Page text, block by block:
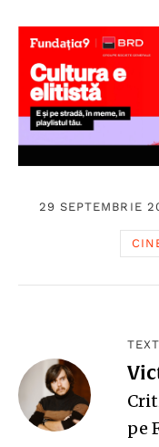
29 SEPTEMBRIE
pe